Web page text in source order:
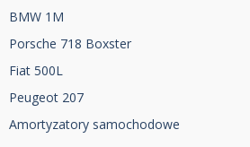
BMW 1M
Porsche 718 Boxster
Fiat 500L
Peugeot 207
Amortyzatory samochodowe